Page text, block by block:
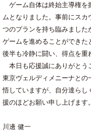
ゲーム自体は終始主導権を
ムとなりました。事前にス
つのプランを持ち臨みました
ゲームを進めることができた
後半も冷静に闘い、得点を重
本日も応援誠にありがとう
東京ヴェルディメニーナとの
悟していますが、自分達ら
援のほどお願い申し上げます。
川邊 健一